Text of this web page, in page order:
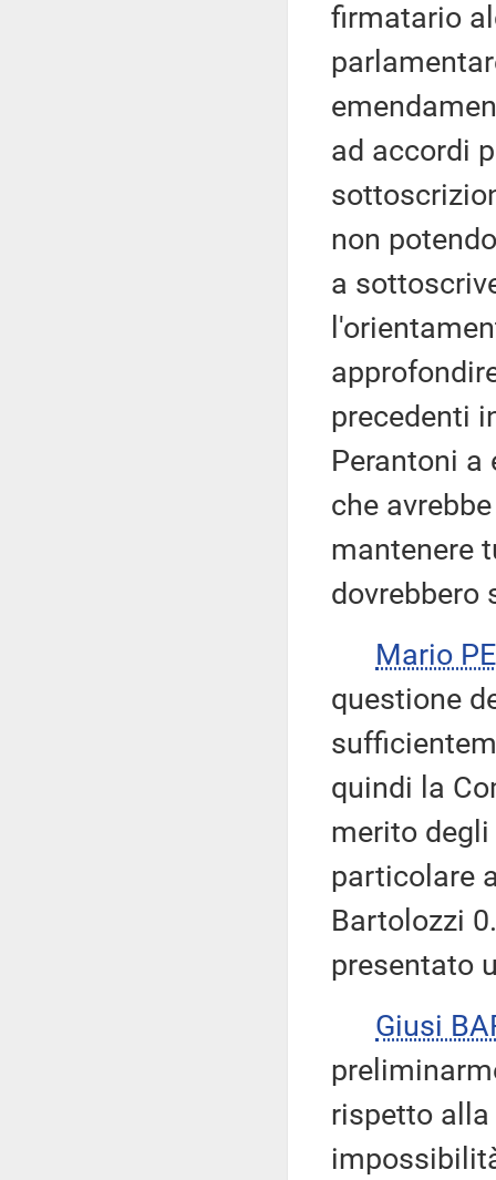
firmatario
ad accordi
non
a
precedenti
Perantoni a
che
mantenere
dovrebbero
Mario
questione
quindi la
merito
particolare
Bartolozzi
presentato
Giusi
rispetto